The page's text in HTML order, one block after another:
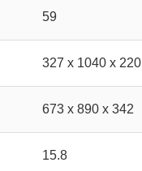
59
327 х 1040 х 220
673 х 890 х 342
15.8